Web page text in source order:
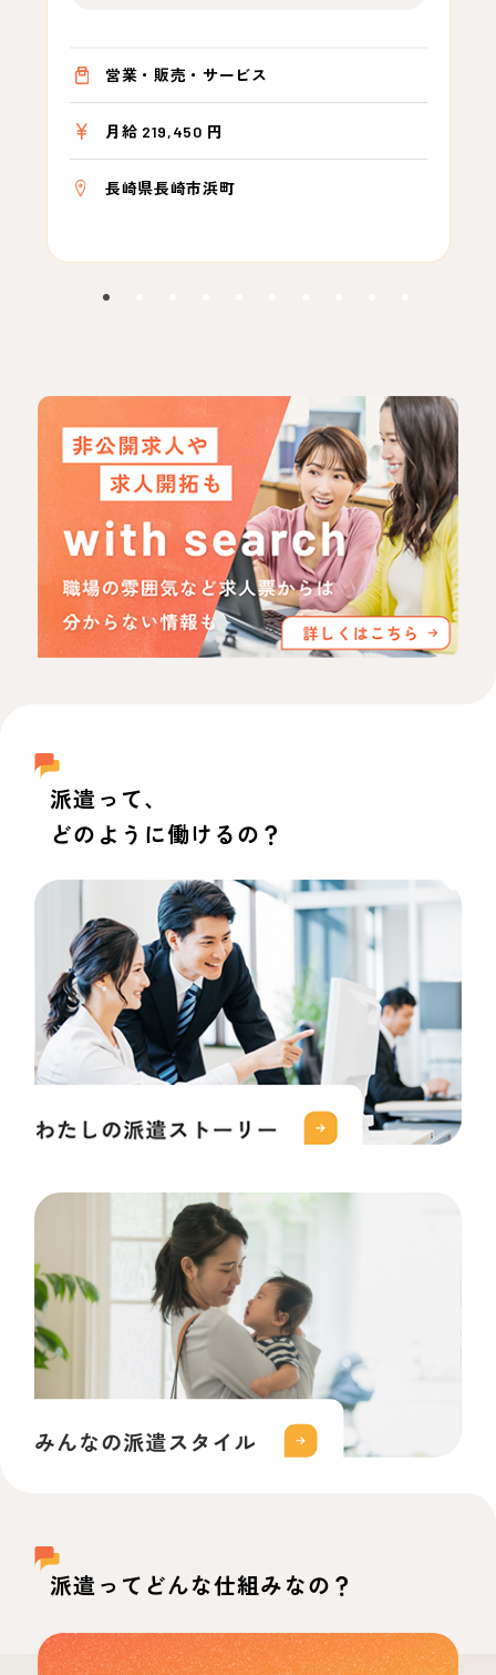
営業・販売・サービス
月給 219,450 円
長崎県長崎市浜町
派遣って、
どのように働けるの？
派遣ってどんな仕組みなの？